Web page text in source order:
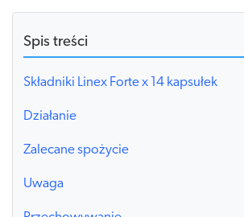
Spis treści
Składniki Linex Forte x 14 kapsułek
Działanie
Zalecane spożycie
Uwaga